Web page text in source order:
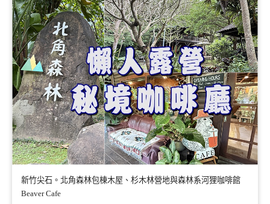
新竹尖石。北角森林包棟木屋、杉木林營地與森林系河狸咖啡館
Beaver Cafe